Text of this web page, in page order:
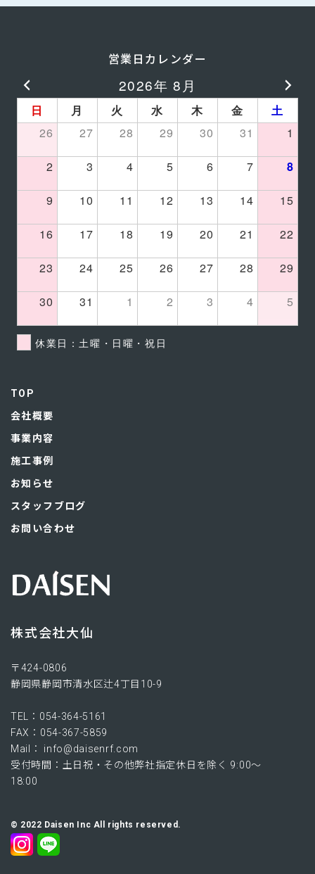
株式会社大仙
〒424-0806​
静岡県静岡市清水区辻4丁目10-9
TEL：054-364-5161
FAX：054-367-5859
Mail： info@daisenrf.com
受付時間：土日祝・その他弊社指定休日を除く 9:00～
18:00
©︎ 2022 Daisen Inc All rights reserved.
TOP
会社概要
事業内容
施工事例
お知らせ
スタッフブログ
お問い合わせ
営業日カレンダー
2026年 8月
日 月 火 水 木 金
土
26
27 28 29 30 31 1
2 3 4 5 6 7 8
9 10 11 12 13 14 15
16 17 18 19 20 21 22
23 24 25 26 27 28 29
30 31 1 2 3 4 5
休業日：土曜・日曜・祝日